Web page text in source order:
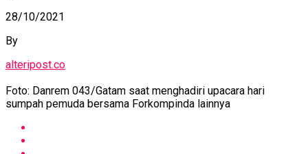
28/10/2021
By
alteripost.co
Foto: Danrem 043/Gatam saat menghadiri upacara hari
sumpah pemuda bersama Forkompinda lainnya